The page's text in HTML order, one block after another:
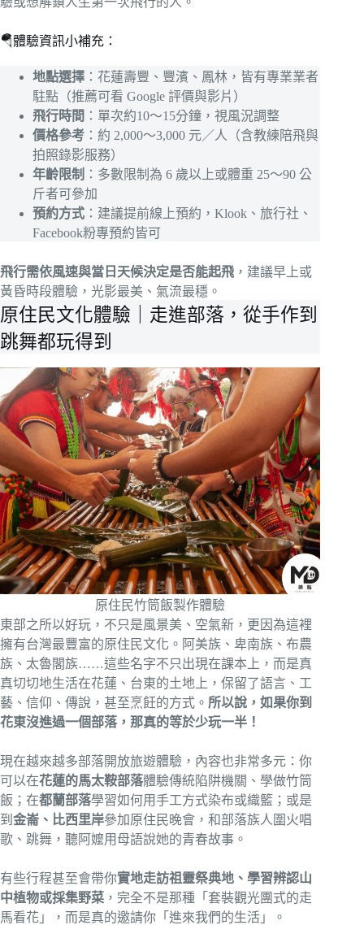
🪂體驗資訊小補充：
地點選擇 ：花蓮壽豐、豐濱、鳳林，皆有專業業者
駐點（推薦可看 Google 評價與影片）
飛行時間 ：單次約10～15分鐘，視風況調整
價格參考 ：約 2,000～3,000 元／人（含教練陪飛與
拍照錄影服務）
年齡限制 ：多數限制為 6 歲以上或體重 25～90 公
斤者可參加
預約方式 ：建議提前線上預約，Klook、旅行社、
Facebook粉專預約皆可
飛行需依風速與當日天候決定是否能起飛 ，建議早上或
黃昏時段體驗，光影最美、氣流最穩。
原住民文化體驗｜走進部落，從手作到
跳舞都玩得到
原住民竹筒飯製作體驗
東部之所以好玩，不只是風景美、空氣新，更因為這裡
擁有台灣最豐富的原住民文化。阿美族、卑南族、布農
族、太魯閣族……這些名字不只出現在課本上，而是真
真切切地生活在花蓮、台東的土地上，保留了語言、工
藝、信仰、傳說，甚至烹飪的方式。 所以說，如果你到
花東沒進過一個部落，那真的等於少玩一半！
現在越來越多部落開放旅遊體驗，內容也非常多元：你
可以在花蓮的馬太鞍部落體驗傳統陷阱機關、學做竹筒
飯；在都蘭部落學習如何用手工方式染布或織籃；或是
到 金崙、比西里岸參加原住民晚會，和部落族人圍火唱
歌、跳舞，聽阿嬤用母語說她的青春故事。
有些行程甚至會帶你實地走訪祖靈祭典地、學習辨認山
中植物或採集野菜 ，完全不是那種「套裝觀光團式的走
馬看花」，而是真的邀請你「進來我們的生活」。